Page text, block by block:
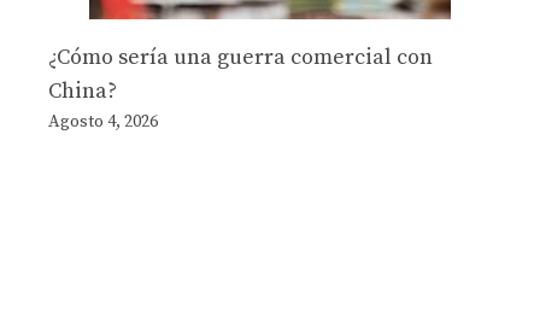
¿Cómo sería una guerra comercial con
China?
Agosto 4, 2026